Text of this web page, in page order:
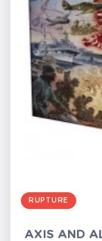
RUPTURE
AXIS AND